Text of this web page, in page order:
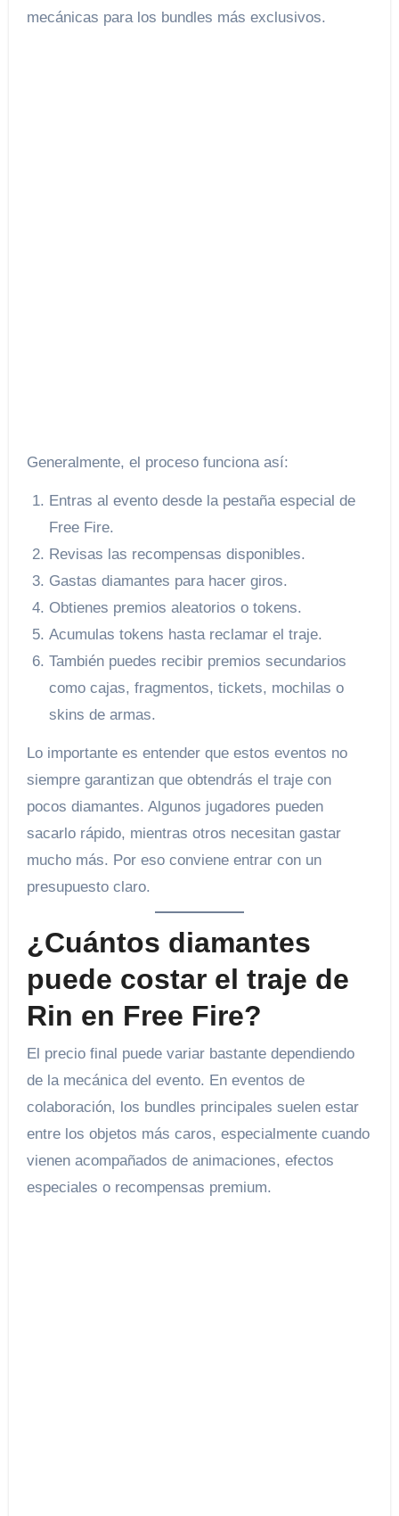
mecánicas para los bundles más exclusivos.
Generalmente, el proceso funciona así:
Entras al evento desde la pestaña especial de
Free Fire.
Revisas las recompensas disponibles.
Gastas diamantes para hacer giros.
Obtienes premios aleatorios o tokens.
Acumulas tokens hasta reclamar el traje.
También puedes recibir premios secundarios
como cajas, fragmentos, tickets, mochilas o
skins de armas.
Lo importante es entender que estos eventos no
siempre garantizan que obtendrás el traje con
pocos diamantes. Algunos jugadores pueden
sacarlo rápido, mientras otros necesitan gastar
mucho más. Por eso conviene entrar con un
presupuesto claro.
¿Cuántos diamantes
puede costar el traje de
Rin en Free Fire?
El precio final puede variar bastante dependiendo
de la mecánica del evento. En eventos de
colaboración, los bundles principales suelen estar
entre los objetos más caros, especialmente cuando
vienen acompañados de animaciones, efectos
especiales o recompensas premium.